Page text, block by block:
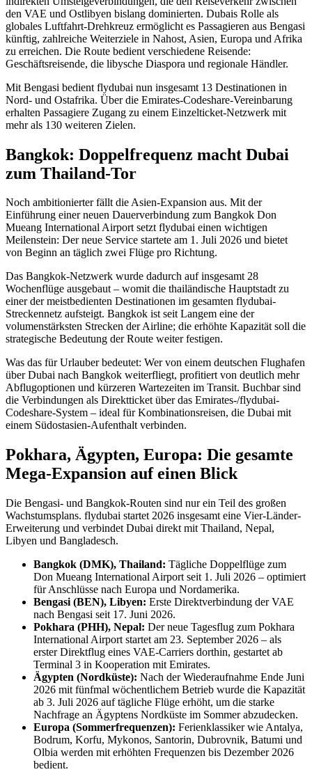
den VAE und Ostlibyen bislang dominierten. Dubais Rolle als
globales Luftfahrt-Drehkreuz ermöglicht es Passagieren aus Bengasi
künftig, zahlreiche Weiterziele in Nahost, Asien, Europa und Afrika
zu erreichen. Die Route bedient verschiedene Reisende:
Geschäftsreisende, die libysche Diaspora und regionale Händler.
Mit Bengasi bedient flydubai nun insgesamt 13 Destinationen in
Nord- und Ostafrika. Über die Emirates-Codeshare-Vereinbarung
erhalten Passagiere Zugang zu einem Einzelticket-Netzwerk mit
mehr als 130 weiteren Zielen.
Bangkok: Doppelfrequenz macht Dubai
zum Thailand-Tor
Noch ambitionierter fällt die Asien-Expansion aus. Mit der
Einführung einer neuen Dauerverbindung zum Bangkok Don
Mueang International Airport setzt flydubai einen wichtigen
Meilenstein: Der neue Service startete am 1. Juli 2026 und bietet
von Beginn an täglich zwei Flüge pro Richtung.
Das Bangkok-Netzwerk wurde dadurch auf insgesamt 28
Wochenflüge ausgebaut – womit die thailändische Hauptstadt zu
einer der meistbedienten Destinationen im gesamten flydubai-
Streckennetz aufsteigt. Bangkok ist seit Langem eine der
volumenstärksten Strecken der Airline; die erhöhte Kapazität soll die
strategische Bedeutung der Route weiter festigen.
Was das für Urlauber bedeutet: Wer von einem deutschen Flughafen
über Dubai nach Bangkok weiterfliegt, profitiert von deutlich mehr
Abflugoptionen und kürzeren Wartezeiten im Transit. Buchbar sind
die Verbindungen als Direktticket über das Emirates-/flydubai-
Codeshare-System – ideal für Kombinationsreisen, die Dubai mit
einem Südostasien-Aufenthalt verbinden.
Pokhara, Ägypten, Europa: Die gesamte
Mega-Expansion auf einen Blick
Die Bengasi- und Bangkok-Routen sind nur ein Teil des großen
Wachstumsplans. flydubai startet 2026 insgesamt eine Vier-Länder-
Erweiterung und verbindet Dubai direkt mit Thailand, Nepal,
Libyen und Bangladesch.
Bangkok (DMK), Thailand: Tägliche Doppelflüge zum
Don Mueang International Airport seit 1. Juli 2026 – optimiert
für Anschlüsse nach Europa und Nordamerika.
Bengasi (BEN), Libyen: Erste Direktverbindung der VAE
nach Bengasi seit 17. Juni 2026.
Pokhara (PHH), Nepal: Der neue Tagesflug zum Pokhara
International Airport startet am 23. September 2026 – als
erster Direktflug eines VAE-Carriers dorthin, gestartet ab
Terminal 3 in Kooperation mit Emirates.
Ägypten (Nordküste): Nach der Wiederaufnahme Ende Juni
2026 mit fünfmal wöchentlichem Betrieb wurde die Kapazität
ab 3. Juli 2026 auf tägliche Flüge erhöht, um die starke
Nachfrage an Ägyptens Nordküste im Sommer abzudecken.
Europa (Sommerfrequenzen): Ferienklassiker wie Antalya,
Bodrum, Korfu, Mykonos, Santorin, Dubrovnik, Batumi und
Olbia werden mit erhöhten Frequenzen bis Dezember 2026
bedient.